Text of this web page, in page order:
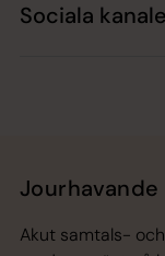
Sociala
Akut samtals-